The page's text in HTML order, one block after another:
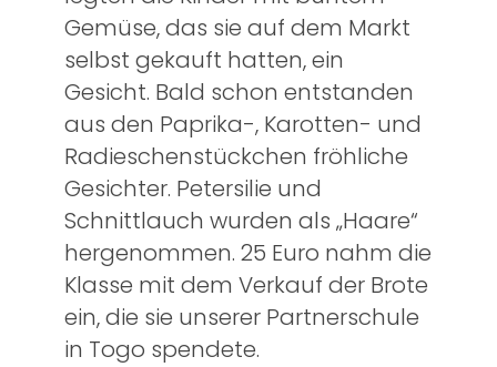
Gemüse, das sie auf dem Markt
selbst gekauft hatten, ein
Gesicht. Bald schon entstanden
aus den Paprika-, Karotten- und
Radieschenstückchen fröhliche
Gesichter. Petersilie und
Schnittlauch wurden als „Haare“
hergenommen. 25 Euro nahm die
Klasse mit dem Verkauf der Brote
ein, die sie unserer Partnerschule
in Togo spendete.